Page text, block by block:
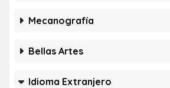
Mecanografía
Bellas Artes
Idioma Extranjero